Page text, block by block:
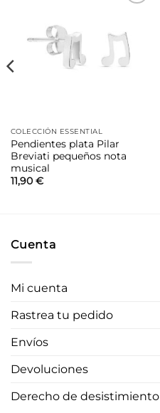
lista de
deseos
COLECCIÓN ESSENTIAL
Pendientes plata Pilar
Breviati pequeños nota
musical
11,90 €
Cuenta
Mi cuenta
Rastrea tu pedido
Envíos
Devoluciones
Derecho de desistimiento